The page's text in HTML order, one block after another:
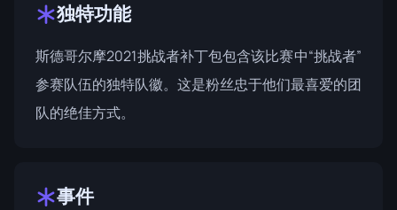
独特功能
斯德哥尔摩2021挑战者补丁包包含该比赛中“挑战者”
参赛队伍的独特队徽。这是粉丝忠于他们最喜爱的团
队的绝佳方式。
事件